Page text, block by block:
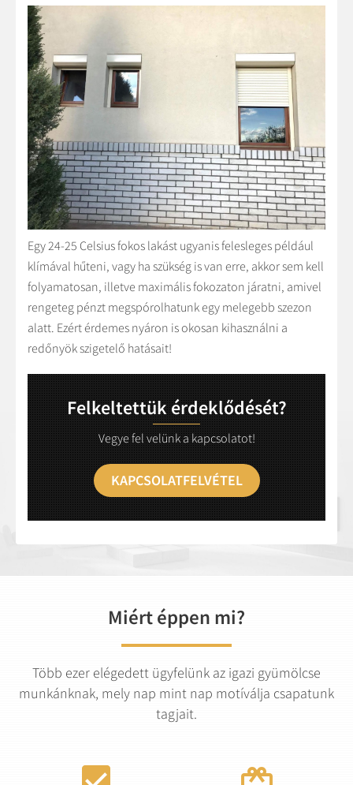
Egy 24-25 Celsius fokos lakást ugyanis felesleges például
klímával hűteni, vagy ha szükség is van erre, akkor sem kell
folyamatosan, illetve maximális fokozaton járatni, amivel
rengeteg pénzt megspórolhatunk egy melegebb szezon
alatt. Ezért érdemes nyáron is okosan kihasználni a
redőnyök szigetelő hatásait!
Felkeltettük érdeklődését?
Vegye fel velünk a kapcsolatot!
KAPCSOLATFELVÉTEL
Miért éppen mi?
Több ezer elégedett ügyfelünk az igazi gyümölcse
munkánknak, mely nap mint nap motíválja csapatunk
tagjait.